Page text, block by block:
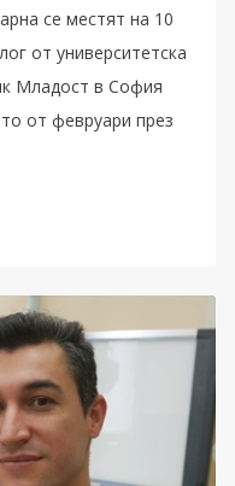
се местят на 10
от университетска
Младост в София
от февруари през